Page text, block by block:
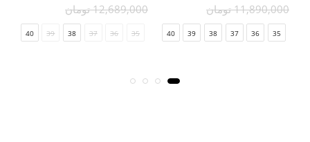
11,890,000 تومان
35
36
37
38
39
40
12,689,000 تومان
35
36
37
38
39
40